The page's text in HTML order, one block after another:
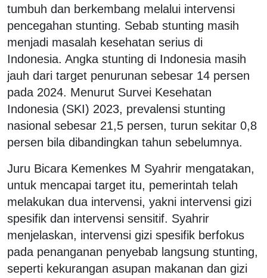
tumbuh dan berkembang melalui intervensi
pencegahan stunting. Sebab stunting masih
menjadi masalah kesehatan serius di
Indonesia. Angka stunting di Indonesia masih
jauh dari target penurunan sebesar 14 persen
pada 2024. Menurut Survei Kesehatan
Indonesia (SKI) 2023, prevalensi stunting
nasional sebesar 21,5 persen, turun sekitar 0,8
persen bila dibandingkan tahun sebelumnya.
Juru Bicara Kemenkes M Syahrir mengatakan,
untuk mencapai target itu, pemerintah telah
melakukan dua intervensi, yakni intervensi gizi
spesifik dan intervensi sensitif. Syahrir
menjelaskan, intervensi gizi spesifik berfokus
pada penanganan penyebab langsung stunting,
seperti kekurangan asupan makanan dan gizi